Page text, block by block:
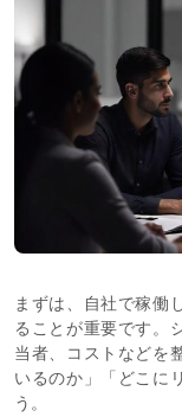
まずは、自社で稼働
ることが重要です。
当者、コストなどを
いるのか」「どこに
う。